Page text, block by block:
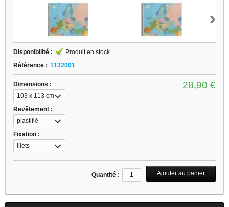
›
Disponibilité :
Produit en stock
Référence : 1132001
Dimensions :
103 x 113 cm
Revêtement :
plastifié
Fixation :
illets
28,90 €
Quantité :